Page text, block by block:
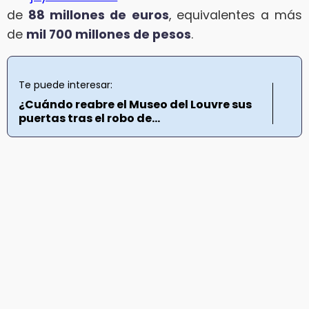
de 88 millones de euros, equivalentes a más
de mil 700 millones de pesos.
Te puede interesar:
¿Cuándo reabre el Museo del Louvre sus
puertas tras el robo de...